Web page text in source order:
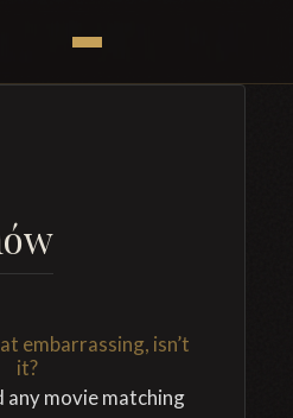
embarrassing, isn’t
it?
any movie matching